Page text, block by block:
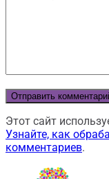
Этот сайт
Узнайте, как
комментариев.